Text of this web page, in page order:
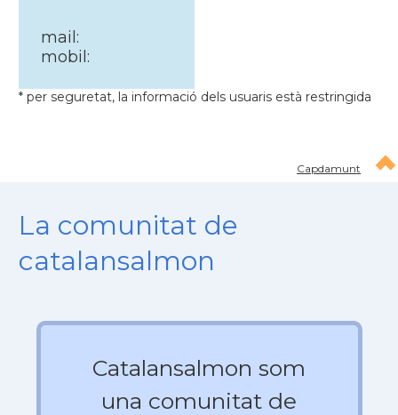
mail:
mobil:
* per seguretat, la informació dels usuaris està restringida
Capdamunt
La comunitat de
catalansalmon
Catalansalmon som
una comunitat de